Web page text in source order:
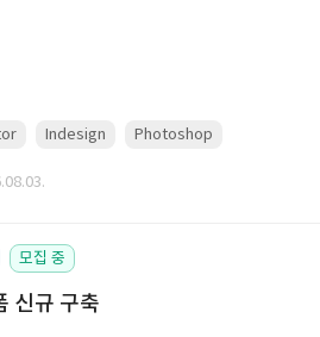
Indesign Photoshop
모집 중
신규 구축